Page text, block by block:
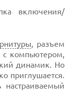
включения/
, разъем
с компьютером,
динамик. Но
приглушается.